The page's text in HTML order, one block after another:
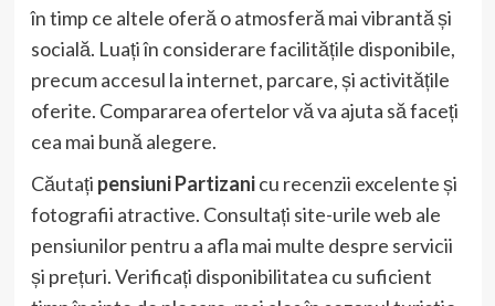
în timp ce altele oferă o atmosferă mai vibrantă și
socială. Luați în considerare facilitățile disponibile,
precum accesul la internet, parcare, și activitățile
oferite. Compararea ofertelor vă va ajuta să faceți
cea mai bună alegere.
Căutați pensiuni Partizanicu recenzii excelente și
fotografii atractive. Consultați site-urile web ale
pensiunilor pentru a afla mai multe despre servicii
și prețuri. Verificați disponibilitatea cu suficient